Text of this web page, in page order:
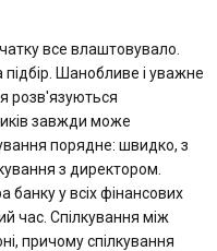
все влаштовувало.
підбір. Шанобливе і уважне
розв'язуються
завжди може
порядне: швидко, з
з директором.
банку у всіх фінансових
час. Спілкування між
причому спілкування